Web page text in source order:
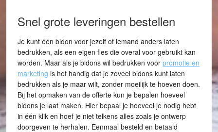
Snel grote leveringen bestellen
Je kunt één bidon voor jezelf of iemand anders laten
bedrukken, als een eigen fles die overal voor gebruikt kan
worden. Maar als je bidons wil bedrukken voor promotie en
marketing is het handig dat je zoveel bidons kunt laten
bedrukken als je maar wilt, zonder moeilijk te hoeven doen.
Bij het opmaken van de offerte kun je bepalen hoeveel
bidons je laat maken. Hier bepaal je hoeveel je nodig hebt
in één klik en hoef je niet telkens alles zoals je ontwerp
doorgeven te herhalen. Eenmaal besteld en betaald